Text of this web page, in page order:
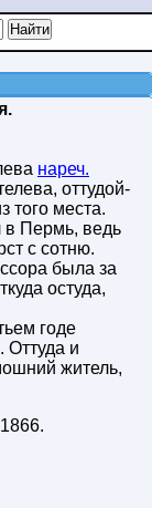
нареч.
оттудой-
того места.
в Пермь, ведь
с сотню.
была за
остуда,
годе
Оттуда и
житель,
.